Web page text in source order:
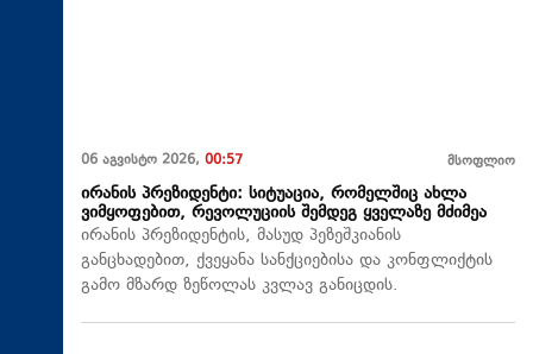
06 აგვისტო 2026, 00:57 მსოფლიო
ირანის პრეზიდენტი: სიტუაცია, რომელშიც ახლა
ვიმყოფებით, რევოლუციის შემდეგ ყველაზე მძიმეა
ირანის პრეზიდენტის, მასუდ პეზეშკიანის
განცხადებით, ქვეყანა სანქციებისა და კონფლიქტის
გამო მზარდ ზეწოლას კვლავ განიცდის.